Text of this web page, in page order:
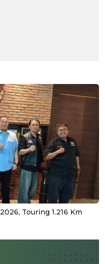
Touring 1.216 Km